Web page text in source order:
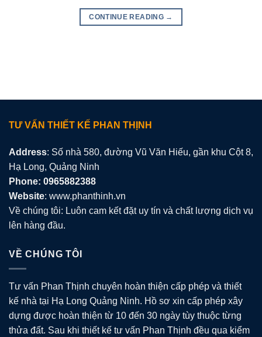
CONTINUE READING →
TƯ VẤN THIẾT KẾ PHAN THỊNH
Address: Số nhà 580, đường Vũ Văn Hiếu, gần khu Cột 8,
Hạ Long, Quảng Ninh
Phone: 0965882388
Website: www.phanthinh.vn
Về chúng tôi: Luôn cam kết đặt uy tín và chất lượng dịch vụ
lên hàng đầu.
VỀ CHÚNG TÔI
Tư vấn Phan Thịnh chuyên hoàn thiện cấp phép và thiết
kế nhà tại Hạ Long Quảng Ninh. Hồ sơ xin cấp phép xây
dựng được hoàn thiện từ 10 đến 30 ngày tùy thuộc từng
thửa đất. Sau khi thiết kế tư vấn Phan Thịnh đều qua kiểm